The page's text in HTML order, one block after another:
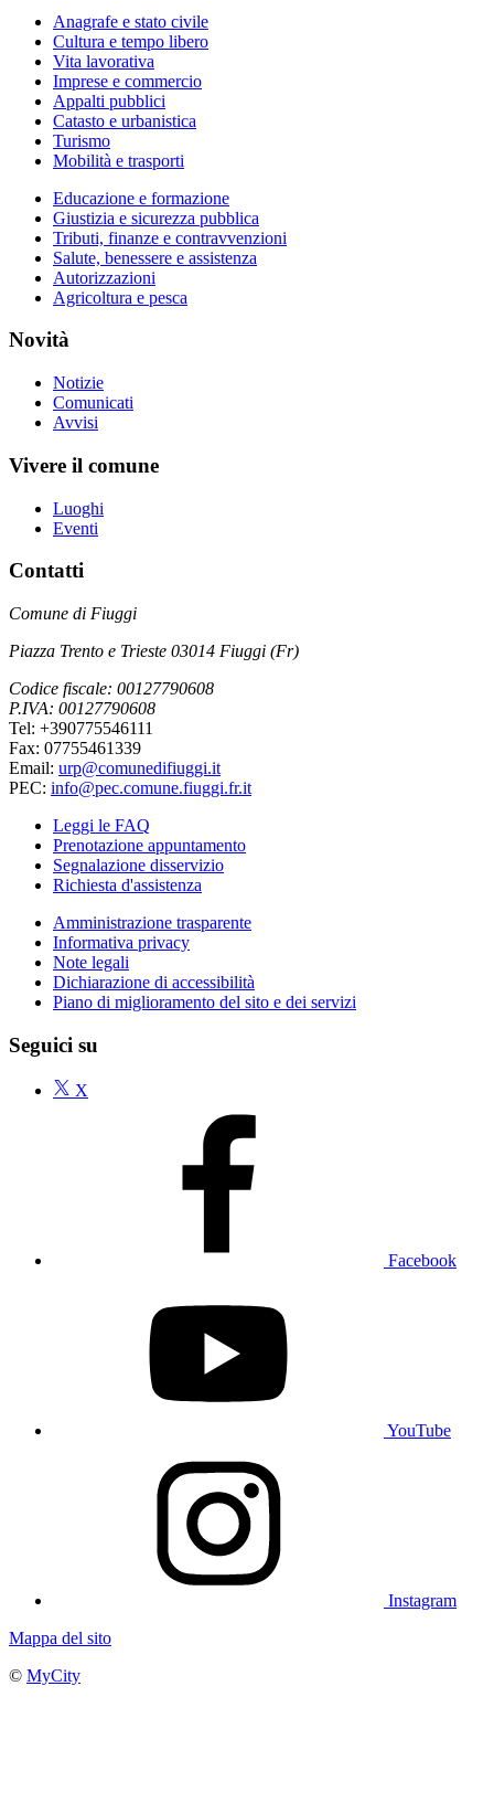
Anagrafe e stato civile
Cultura e tempo libero
Vita lavorativa
Imprese e commercio
Appalti pubblici
Catasto e urbanistica
Turismo
Mobilità e trasporti
Educazione e formazione
Giustizia e sicurezza pubblica
Tributi, finanze e contravvenzioni
Salute, benessere e assistenza
Autorizzazioni
Agricoltura e pesca
Novità
Notizie
Comunicati
Avvisi
Vivere il comune
Luoghi
Eventi
Contatti
Comune di Fiuggi
Piazza Trento e Trieste 03014 Fiuggi (Fr)
Codice fiscale: 00127790608
P.IVA: 00127790608
Tel: +390775546111
Fax: 07755461339
Email: urp@comunedifiuggi.it
PEC: info@pec.comune.fiuggi.fr.it
Leggi le FAQ
Prenotazione appuntamento
Segnalazione disservizio
Richiesta d'assistenza
Amministrazione trasparente
Informativa privacy
Note legali
Dichiarazione di accessibilità
Piano di miglioramento del sito e dei servizi
Seguici su
X
Facebook
YouTube
Instagram
Mappa del sito
© MyCity